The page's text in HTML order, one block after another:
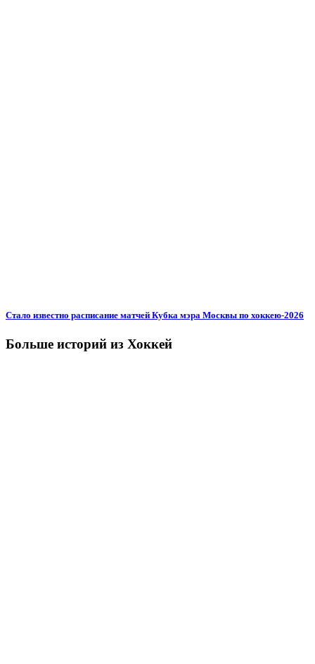
Стало известно расписание матчей Кубка мэра Москвы по хоккею-2026
Больше историй из Хоккей